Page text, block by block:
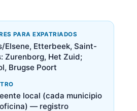
PARA EXPATRIADOS
Elsene, Etterbeek, Saint-
Zurenborg, Het Zuid;
Brugse Poort
local (cada municipio
— registro